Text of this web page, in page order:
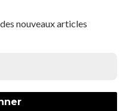
nouveaux articles